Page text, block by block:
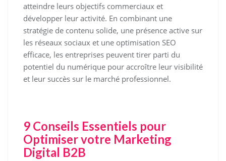
atteindre leurs objectifs commerciaux et
développer leur activité. En combinant une
stratégie de contenu solide, une présence active sur
les réseaux sociaux et une optimisation SEO
efficace, les entreprises peuvent tirer parti du
potentiel du numérique pour accroître leur visibilité
et leur succès sur le marché professionnel.
9 Conseils Essentiels pour
Optimiser votre Marketing
Digital B2B